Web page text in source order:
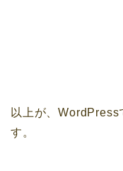
以上が、WordPress
す。